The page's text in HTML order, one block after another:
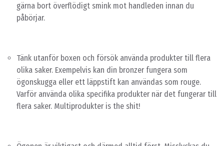
gärna bort överflödigt smink mot handleden innan du
påbörjar.
Tänk utanför boxen och försök använda produkter till flera
olika saker. Exempelvis kan din bronzer fungera som
ögonskugga eller ett läppstift kan användas som rouge.
Varför använda olika specifika produkter när det fungerar till
flera saker. Multiprodukter is the shit!